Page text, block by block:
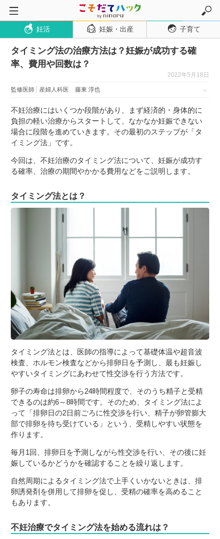
トップページ
妊活
妊娠・出産
妊娠中期
妊娠後期
子育て・育児
１歳児
妊活 妊娠・出産 子育て
タイミング法の治療方法は？妊娠が成功する確
率、費用や回数は？
2022年5月18日
監修医師 産婦人科医 藤東 淳也
不妊治療にはいくつか段階があり、まず経済的・身体的に
負担の軽い治療からスタートして、なかなか妊娠できない
場合に段階を進めていきます。その最初のステップが「タ
イミング法」です。
今回は、不妊治療のタイミング法について、妊娠が成功す
る確率、治療の期間やかかる費用などをご説明します。
タイミング法とは？
タイミング法とは、医師の指導によって基礎体温や超音波
検査、ホルモン検査などから排卵日を予測し、最も妊娠し
やすいタイミングにあわせて性交渉を行う方法です。
卵子の寿命は排卵から24時間程度で、そのうち精子と受精
できるのは約6～8時間です。そのため、タイミング法によ
って「排卵日の2日前ごろに性交渉を行い、精子が卵管膨大
部で排卵を待ち受けている」という、受精しやすい状態を
作ります。
毎月1回、排卵日を予測しながら性交渉を行い、その後に妊
娠しているかどうかを確認することを繰り返します。
自然周期によるタイミング法で上手くいかないときは、排
卵誘発剤を併用して排卵を促し、受精の確率を高めること
もあります。
不妊治療でタイミング法を始める流れは？